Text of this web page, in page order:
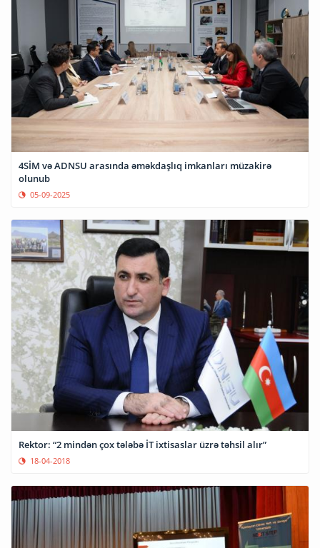
4SİM və ADNSU arasında əməkdaşlıq imkanları müzakirə
olunub
05-09-2025
Rektor: “2 mindən çox tələbə İT ixtisaslar üzrə təhsil alır”
18-04-2018